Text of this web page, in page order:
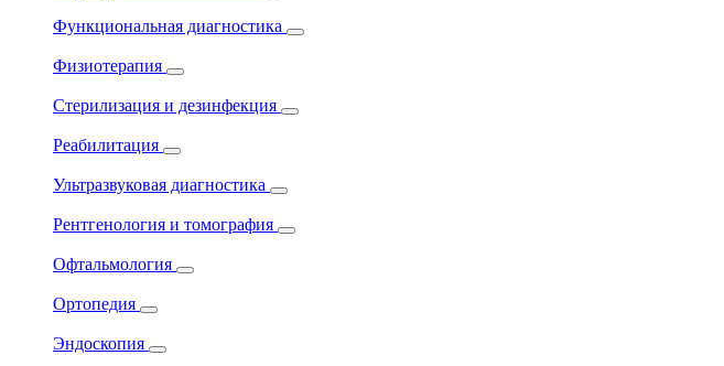
Функциональная диагностика
Физиотерапия
Стерилизация и дезинфекция
Реабилитация
Ультразвуковая диагностика
Рентгенология и томография
Офтальмология
Ортопедия
Эндоскопия